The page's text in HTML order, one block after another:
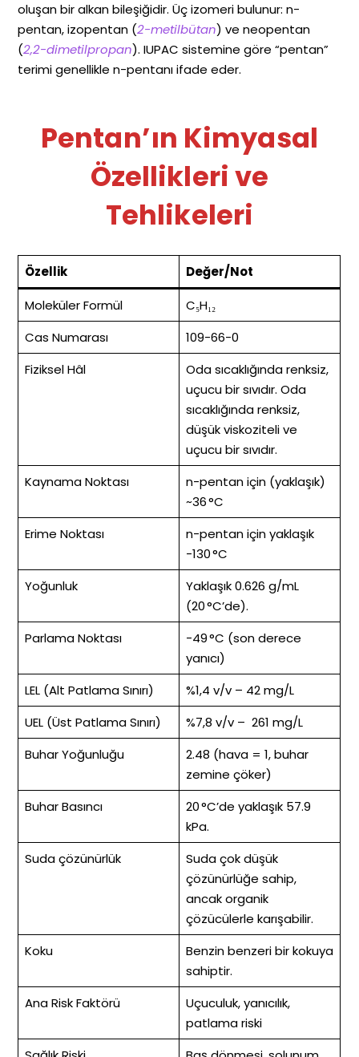
oluşan bir alkan bileşiğidir. Üç izomeri bulunur: n-
pentan, izopentan (2-metilbütan) ve neopentan
(2,2-dimetilpropan). IUPAC sistemine göre “pentan”
terimi genellikle n-pentanı ifade eder.
Pentan’ın Kimyasal
Özellikleri ve
Tehlikeleri
Özellik
Değer/Not
Moleküler Formül
C₅H₁₂
Cas Numarası
109-66-0
Fiziksel Hâl
Oda sıcaklığında renksiz,
uçucu bir sıvıdır. Oda
sıcaklığında renksiz,
düşük viskoziteli ve
uçucu bir sıvıdır.
Kaynama Noktası
n-pentan için (yaklaşık)
~36 °C
Erime Noktası
n-pentan için yaklaşık
-130 °C
Yoğunluk
Yaklaşık 0.626 g/mL
(20 °C’de).
Parlama Noktası
-49 °C (son derece
yanıcı)
LEL (Alt Patlama Sınırı)
%1,4 v/v – 42 mg/L
UEL (Üst Patlama Sınırı)
%7,8 v/v – 261 mg/L
Buhar Yoğunluğu
2.48 (hava = 1, buhar
zemine çöker)
Buhar Basıncı
20 °C’de yaklaşık 57.9
kPa.
Suda çözünürlük
Suda çok düşük
çözünürlüğe sahip,
ancak organik
çözücülerle karışabilir.
Koku
Benzin benzeri bir kokuya
sahiptir.
Ana Risk Faktörü
Uçuculuk, yanıcılık,
patlama riski